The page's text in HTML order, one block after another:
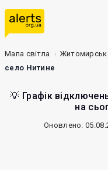
Мапа світла
село Нитине
💡 Графік
на
Оновлено: